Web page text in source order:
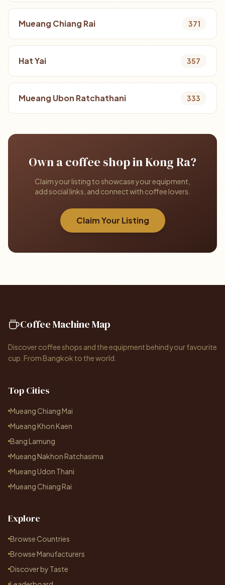
Mueang Chiang Rai 371
Hat Yai 357
Mueang Ubon Ratchathani 333
Own a coffee shop in Kong Ra?
Claim your listing to showcase your equipment,
add social links, and connect with coffee lovers.
Claim Your Listing
Coffee Machine Map
Discover coffee shops and the equipment behind your favourite
cup. From Bangkok to the world.
Top Cities
Mueang Chiang Mai
Mueang Khon Kaen
Bang Lamung
Mueang Nakhon Ratchasima
Mueang Udon Thani
Mueang Chiang Rai
Explore
Browse Countries
Browse Manufacturers
Discover by Taste